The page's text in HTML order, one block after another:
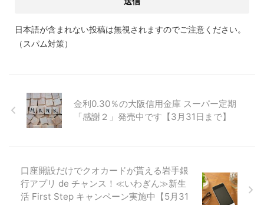
日本語が含まれない投稿は無視されますのでご注意ください。
（スパム対策）
金利0.30％の大阪信用金庫 スーパー定期
「感謝２」発売中です【3月31日まで】
口座開設だけでクオカードが貰える岩手銀
行アプリ de チャンス！≪いわぎん≫新生
活 First Step キャンペーン実施中【5月31